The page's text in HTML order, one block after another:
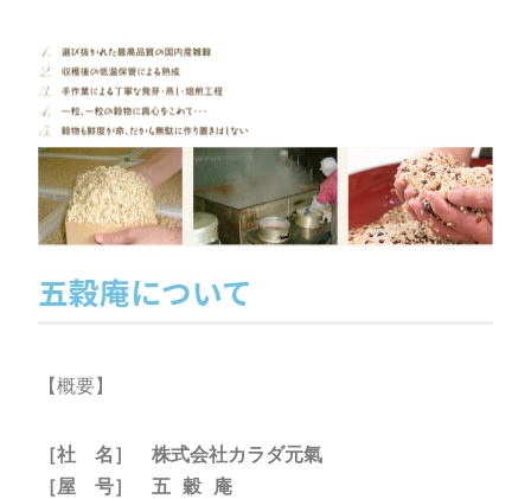
五穀庵について
【概要】
［社　名］　株式会社カラダ元氣
［屋　号］　五 穀 庵